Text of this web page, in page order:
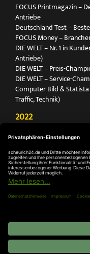
FOCUS Printmagazin –
Antriebe
Deutschland Test –
FOCUS Money –
DIE WELT – Nr. 1 in
Antriebe)
DIE WELT – Preis-
DIE WELT – Service-
Computer Bild &
Traffic, Technik)
2022
Antriebe
Deutschland Test –
FOCUS Money –
DIE WELT – Service-
DIE WELT –